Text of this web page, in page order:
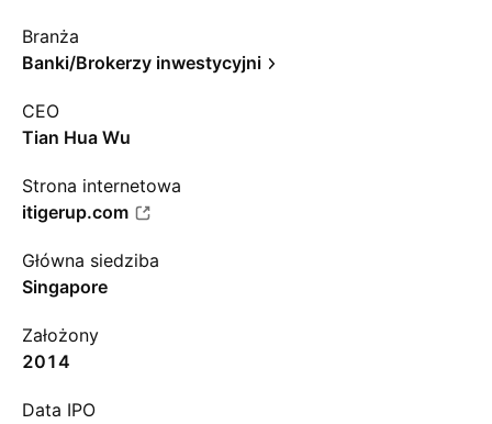
Branża
Banki/Brokerzy inwestycyjni
CEO
Tian Hua Wu
Strona internetowa
itigerup.com
Główna siedziba
Singapore
Założony
2014
Data IPO